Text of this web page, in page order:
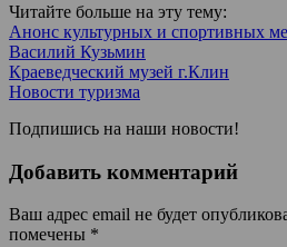
Читайте больше на эту тему:
Анонс культурных и спортивных
Василий Кузьмин
Краеведческий музей г.Клин
Новости туризма
Подпишись на наши новости!
Добавить комментарий
Ваш адрес email не будет
помечены *